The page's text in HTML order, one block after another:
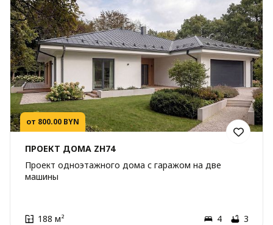
от 800.00 BYN
ПРОЕКТ ДОМА ZH74
Проект одноэтажного дома с гаражом на две
машины
188 м² 4 3